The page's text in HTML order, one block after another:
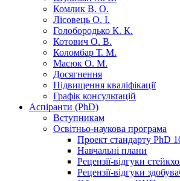
Комлик В. О.
Лісовець О. І.
Голобородько К. К.
Котович О. В.
Коломбар Т. М.
Масюк О. М.
Досягнення
Підвищення кваліфікації
Графік консультацій
Аспіранти (PhD)
Вступникам
Освітньо-наукова програма
Проект стандарту PhD
Навчальні плани
Рецензії-відгуки
Рецензії-відгуки